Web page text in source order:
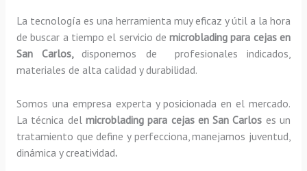
La tecnología es una herramienta muy eficaz y útil a la hora
de buscar a tiempo el servicio demicroblading para cejas en
San Carlos,disponemos de profesionales indicados,
materiales de alta calidad y durabilidad.
Somos una empresa experta y posicionada en el mercado.
La técnica del microblading para cejas en San Carlos es un
tratamiento que define y perfecciona, manejamos juventud,
dinámica y creatividad.